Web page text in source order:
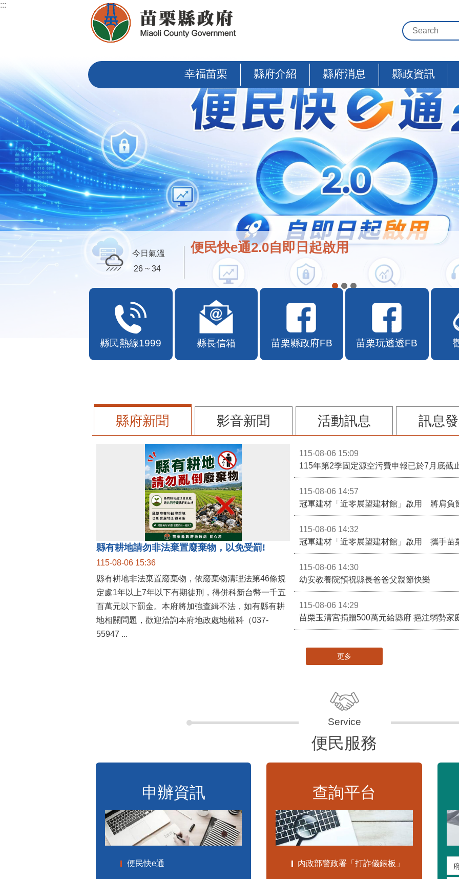
跳到主要內容區塊
:::
幸福苗栗 縣府介紹 縣府消息 縣政資訊
便民快e通2.0自即日起啟用
今日氣溫
26 ~ 34
縣民熱線1999 縣長信箱 苗栗縣政府FB 苗栗玩透透FB
縣府新聞 影音新聞 活動訊息 訊息
縣有耕地請勿非法棄置廢棄物，以免受罰!
115-08-06 15:36
縣有耕地非法棄置廢棄物，依廢棄物清理法第46條規
定處1年以上7年以下有期徒刑，得併科新台幣一千五
百萬元以下罰金。本府將加強查緝不法，如有縣有耕
地相關問題，歡迎洽詢本府地政處地權科（037-
55947 ...
115-08-06 15:09
115-08-06 14:57
冠軍建材「近零展望建材館」啟用 將肩負
115-08-06 14:32
冠軍建材「近零展望建材館」啟用 攜手苗
115-08-06 14:30
幼安教養院預祝縣長爸爸父親節快樂
115-08-06 14:29
苗栗玉清宮捐贈500萬元給縣府 挹注弱勢家
更多
便民服務
申辦資訊
便民快e通
查詢平台
內政部警政署「打詐儀錶板」